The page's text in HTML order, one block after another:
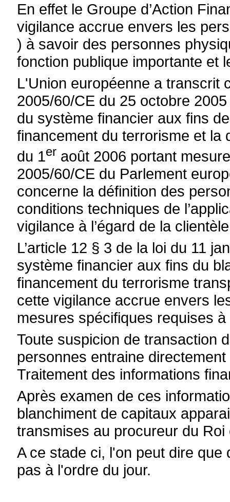
En effet le Groupe d’Action
vigilance accrue envers les
) à savoir des personnes
fonction publique importante et
L'Union européenne a transcrit
2005/60/CE du 25 octobre
du système financier aux fins
financement du terrorisme et la
du 1er août 2006 portant
2005/60/CE du Parlement
concerne la définition des
conditions techniques de
vigilance à l’égard de la
L’article 12 § 3 de la loi du 11
système financier aux fins du
financement du terrorisme
cette vigilance accrue envers
mesures spécifiques requises à
Toute suspicion de transaction
personnes entraine
Traitement des informations
Après examen de ces
blanchiment de capitaux
transmises au procureur du
A ce stade ci, l'on peut dire
pas à l'ordre du jour.